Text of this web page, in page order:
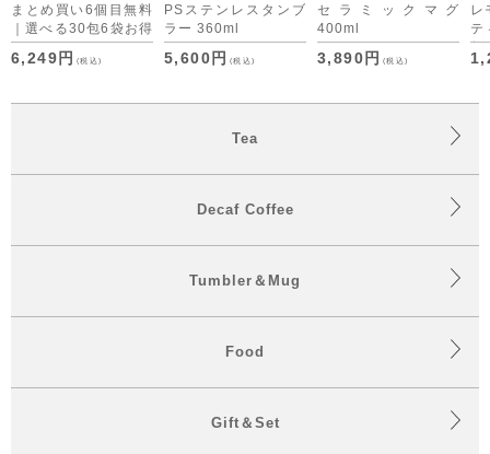
まとめ買い6個目無料
｜選べる30包6袋お得
セット デカフェコー
ヒーも仲間入り
6,249円 (税込)
PSステンレスタンブ
ラー 360ml
5,600円 (税込)
セラミックマグ
400ml
3,890円 (税込)
レ
テ
便
Tea
Decaf Coffee
Tumbler＆Mug
Food
Gift＆Set